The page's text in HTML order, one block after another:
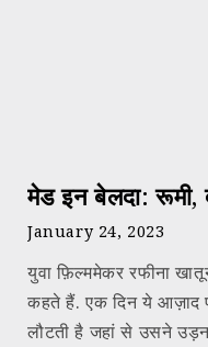
मेड इन बेलदा: रूमी,
January 24, 2023
युवा फ़िल्ममेकर रफीना
कहते हैं. एक दिन ये आज़ाद
लौटती है जहां से उसने